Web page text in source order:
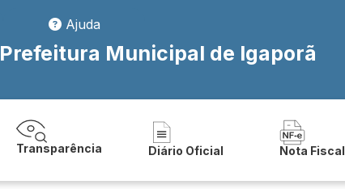
Ajuda
Prefeitura Municipal de Igaporã
Transparência Diário Oficial Nota Fiscal